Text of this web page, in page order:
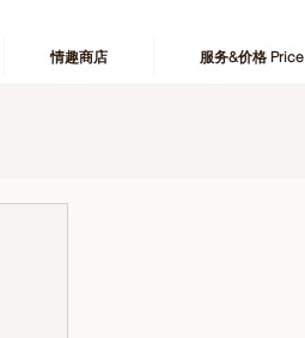
情趣商店 服务&价格 Price